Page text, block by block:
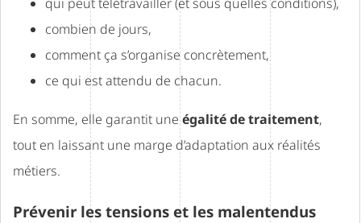
combien de jours,
comment ça s’organise concrètement,
ce qui est attendu de chacun.
En somme, elle garantit uneégalité de traitement,
tout en laissant une marge d’adaptation aux réalités
métiers.
Prévenir les tensions et les malentendus